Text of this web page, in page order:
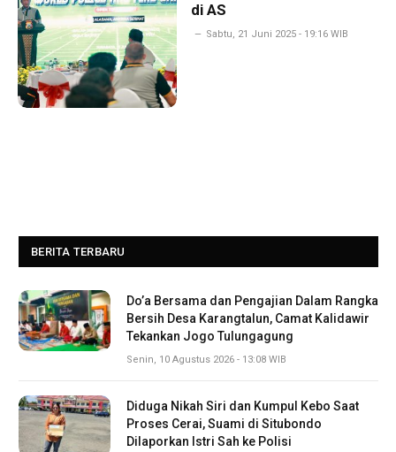
di AS
Sabtu, 21 Juni 2025 - 19:16 WIB
BERITA TERBARU
Do’a Bersama dan Pengajian Dalam Rangka
Bersih Desa Karangtalun, Camat Kalidawir
Tekankan Jogo Tulungagung
Senin, 10 Agustus 2026 - 13:08 WIB
Diduga Nikah Siri dan Kumpul Kebo Saat
Proses Cerai, Suami di Situbondo
Dilaporkan Istri Sah ke Polisi